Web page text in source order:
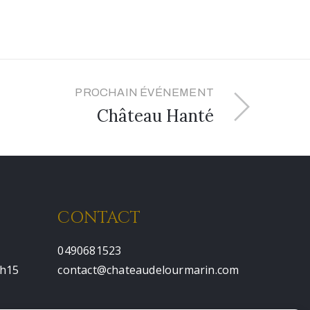
PROCHAIN ÉVÉNEMENT
Château Hanté
CONTACT
0490681523
contact@chateaudelourmarin.com